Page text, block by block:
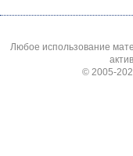
Любое использование
© 2005-